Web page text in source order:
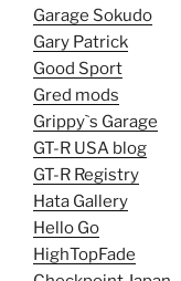
Garage Sokudo
Gary Patrick
Good Sport
Gred mods
Grippy`s Garage
GT-R USA blog
GT-R Registry
Hata Gallery
Hello Go
HighTopFade